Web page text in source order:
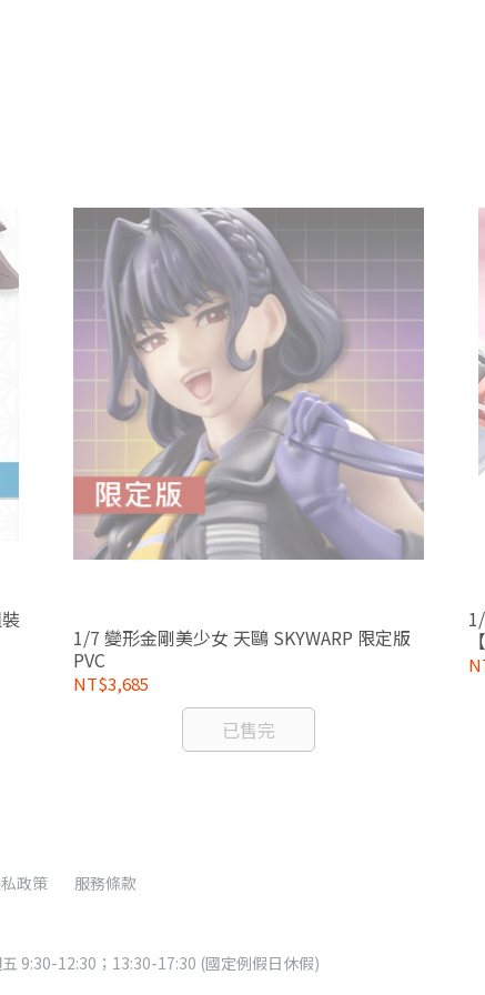
1/7 變形金剛美少女 天鷗 SKYWARP 限定版
PVC
NT$3,685
已售完
政策 服務條款
9:30-12:30；13:30-17:30 (國定例假日休假)